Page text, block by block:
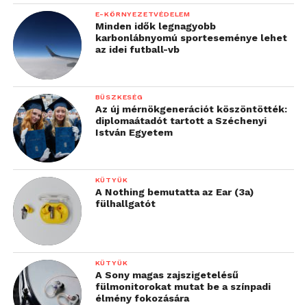
E-KÖRNYEZETVÉDELEM
Minden idők legnagyobb
karbonlábnyomú sporteseménye lehet
az idei futball-vb
BÜSZKESÉG
Az új mérnökgenerációt köszöntötték:
diplomaátadót tartott a Széchenyi
István Egyetem
KÜTYÜK
A Nothing bemutatta az Ear (3a)
fülhallgatót
KÜTYÜK
A Sony magas zajszigetelésű
fülmonitorokat mutat be a színpadi
élmény fokozására